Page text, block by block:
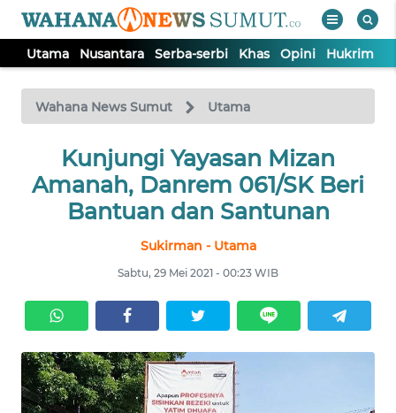
Utama Nusantara Serba-serbi Khas Opini Hukrim
Wahana News Sumut Utama
Kunjungi Yayasan Mizan
Amanah, Danrem 061/SK Beri
Bantuan dan Santunan
Sukirman - Utama
Sabtu, 29 Mei 2021 - 00:23 WIB
TV
Tutup
UTAMA
NUSANTARA
KHAS
OPINI